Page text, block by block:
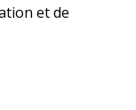
et de